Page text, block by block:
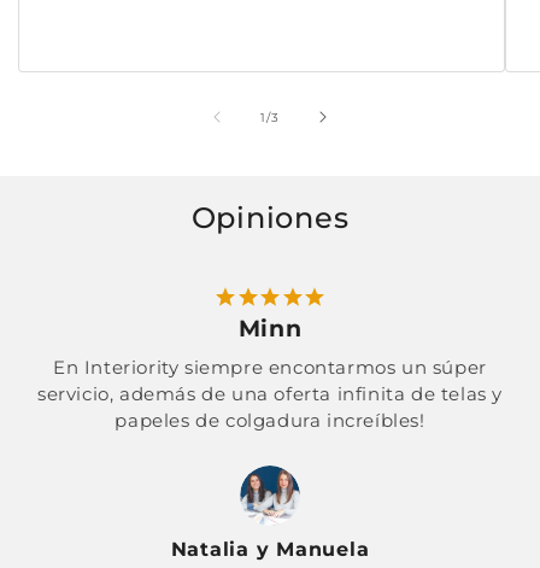
1/de
3
Opiniones
Minn
En Interiority siempre encontarmos un súper
servicio, además de una oferta infinita de telas y
papeles de colgadura increíbles!
Natalia y Manuela